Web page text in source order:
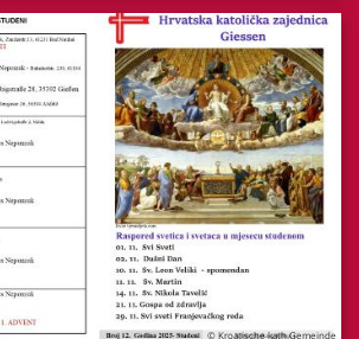
© Kroatische kath.Gemeinde